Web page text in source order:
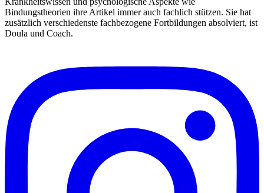
Bindungstheorien ihre Artikel immer auch fachlich stützen. Sie hat
zusätzlich verschiedenste fachbezogene Fortbildungen absolviert, ist
Doula und Coach.